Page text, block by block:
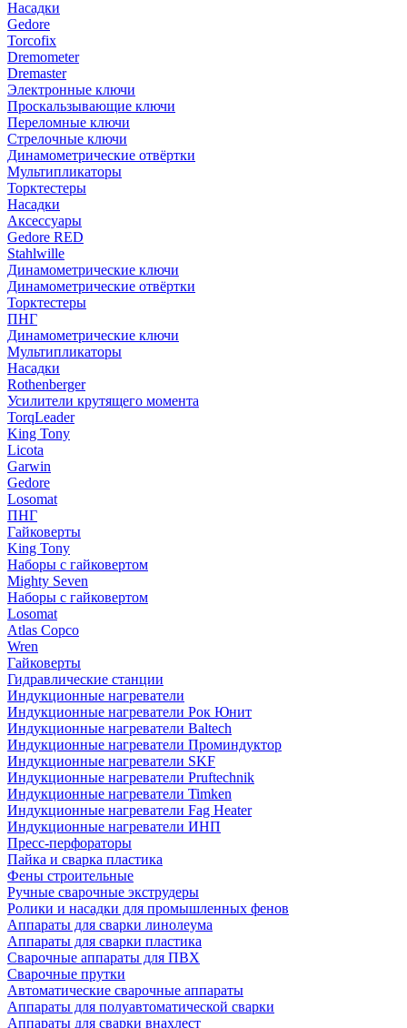
Насадки
Gedore
Torcofix
Dremometer
Dremaster
Электронные ключи
Проскальзывающие ключи
Переломные ключи
Стрелочные ключи
Динамометрические отвёртки
Мультипликаторы
Торктестеры
Насадки
Аксессуары
Gedore RED
Stahlwille
Динамометрические ключи
Динамометрические отвёртки
Торктестеры
ПНГ
Динамометрические ключи
Мультипликаторы
Насадки
Rothenberger
Усилители крутящего момента
TorqLeader
King Tony
Licota
Garwin
Gedore
Losomat
ПНГ
Гайковерты
King Tony
Наборы с гайковертом
Mighty Seven
Наборы с гайковертом
Losomat
Atlas Copco
Wren
Гайковерты
Гидравлические станции
Индукционные нагреватели
Индукционные нагреватели Рок Юнит
Индукционные нагреватели Baltech
Индукционные нагреватели Проминдуктор
Индукционные нагреватели SKF
Индукционные нагреватели Pruftechnik
Индукционные нагреватели Timken
Индукционные нагреватели Fag Heater
Индукционные нагреватели ИНП
Пресс-перфораторы
Пайка и сварка пластика
Фены строительные
Ручные сварочные экструдеры
Ролики и насадки для промышленных фенов
Аппараты для сварки линолеума
Аппараты для сварки пластика
Сварочные аппараты для ПВХ
Сварочные прутки
Автоматические сварочные аппараты
Аппараты для полуавтоматической сварки
Аппараты для сварки внахлест